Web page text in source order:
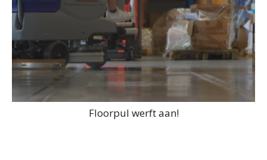
Floorpul werft aan!